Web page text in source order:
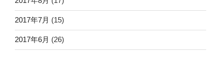
2017年7月 (15)
2017年6月 (26)